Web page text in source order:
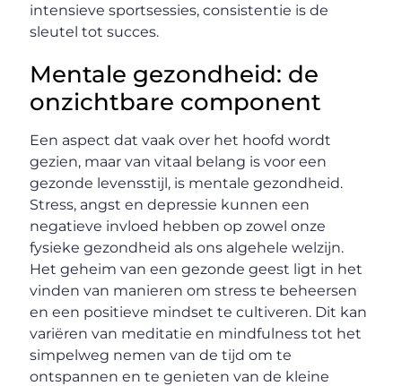
intensieve sportsessies, consistentie is de
sleutel tot succes.
Mentale gezondheid: de
onzichtbare component
Een aspect dat vaak over het hoofd wordt
gezien, maar van vitaal belang is voor een
gezonde levensstijl, is mentale gezondheid.
Stress, angst en depressie kunnen een
negatieve invloed hebben op zowel onze
fysieke gezondheid als ons algehele welzijn.
Het geheim van een gezonde geest ligt in het
vinden van manieren om stress te beheersen
en een positieve mindset te cultiveren. Dit kan
variëren van meditatie en mindfulness tot het
simpelweg nemen van de tijd om te
ontspannen en te genieten van de kleine